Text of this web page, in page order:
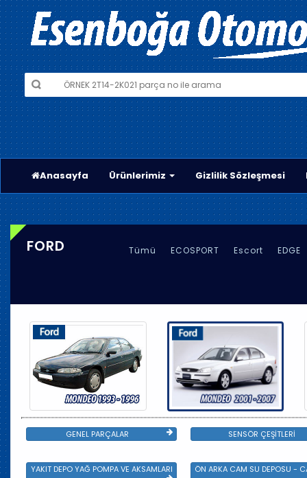
Anasayfa Ürünlerimiz Gizlilik Sözleşmesi
FORD Tümü ECOSPORT Escort EDGE
GENEL PARÇALAR SENSÖR ÇEŞİTLERİ
YAKIT DEPO YAĞ POMPA VE AKSAMLARI ÖN ARKA CAM SU DEPOSU -